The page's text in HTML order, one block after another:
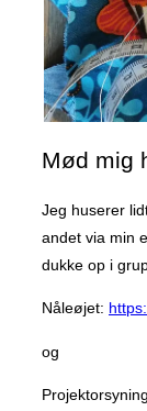
Mød mig
Jeg huserer
andet via min
dukke op i
Nåleøjet:
og